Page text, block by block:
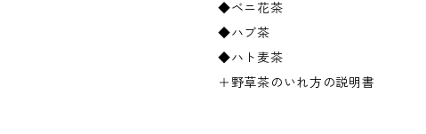
◆ベニ花茶
◆ハブ茶
◆ハト麦茶
＋野草茶のいれ方の説明書